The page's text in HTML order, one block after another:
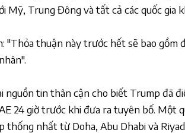
Mỹ, Trung Đông và tất cả các quốc gia
"Thỏa thuận này trước hết sẽ bao gồm
nguồn tin thân cận cho biết Trump đã
24 giờ trước khi đưa ra tuyên bố. Một
thống nhất từ Doha, Abu Dhabi và